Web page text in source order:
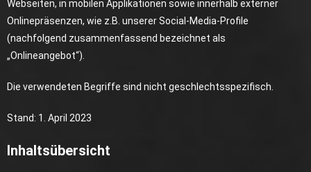
Webseiten, in mobilen Applikationen sowie innerhalb externer
Onlinepräsenzen, wie z.B. unserer Social-Media-Profile
(nachfolgend zusammenfassend bezeichnet als
„Onlineangebot“).
Die verwendeten Begriffe sind nicht geschlechtsspezifisch.
Stand: 1. April 2023
Inhaltsübersicht